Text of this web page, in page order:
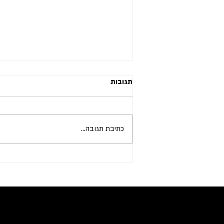
תגובות
כתיבת תגובה...